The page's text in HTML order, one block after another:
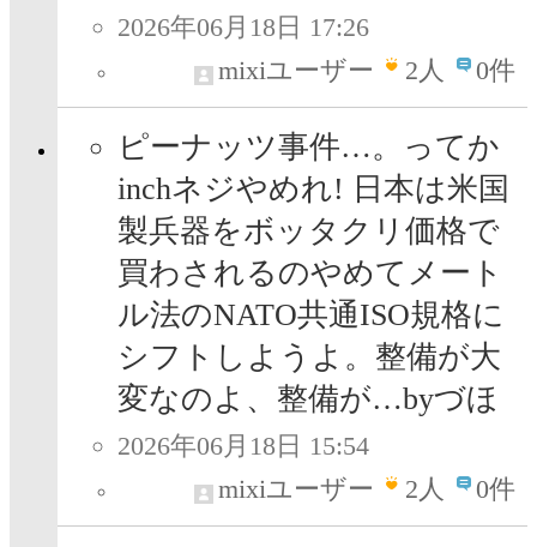
2026年06月18日 17:26
mixiユーザー
2人 0件
ピーナッツ事件…。ってか
inchネジやめれ! 日本は米国
製兵器をボッタクリ価格で
買わされるのやめてメート
ル法のNATO共通ISO規格に
シフトしようよ。整備が大
変なのよ、整備が…byづほ
2026年06月18日 15:54
mixiユーザー
2人 0件